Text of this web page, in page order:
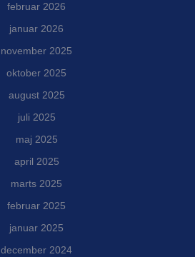
februar 2026
januar 2026
november 2025
oktober 2025
august 2025
juli 2025
maj 2025
april 2025
marts 2025
februar 2025
januar 2025
december 2024